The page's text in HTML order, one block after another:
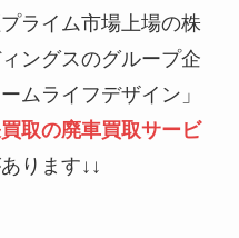
ライム市場上場の株
ングスのグループ企
ムライフデザイン」
取の廃車買取サービ
ります↓↓